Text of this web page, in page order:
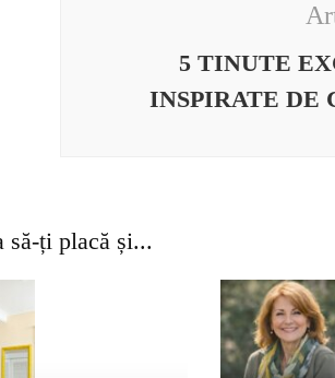
5 TINUTE
INSPIRATE DE
să-ți placă și...